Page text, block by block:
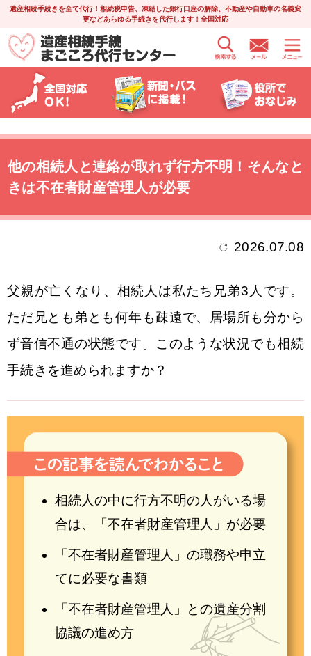
遺産相続手続きを全て代行！相続税申告、凍結した銀行口座の解除、不動産や自動車の名義変
更などあらゆる手続きを代行します！全国対応
他の相続人と連絡が取れず行方不明！そんなと
きは不在者財産管理人が必要
2026.07.08
父親が亡くなり、相続人は私たち兄弟3人です。
ただ兄とも弟とも何年も疎遠で、居場所も分から
ず音信不通の状態です。このような状況でも相続
手続きを進められますか？
相続人の中に行方不明の人がいる場
合は、「不在者財産管理人」が必要
「不在者財産管理人」の職務や申立
てに必要な書類
「不在者財産管理人」との遺産分割
協議の進め方